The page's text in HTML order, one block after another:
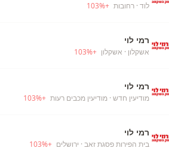
לוד · רחובות +
103%
רמי לוי
אשקלון · אשקלון +
103%
רמי לוי
מודיעין חדש · מודיעין מכבים רעות +
103%
רמי לוי
בית הפירות פסגת זאב · ירושלים +
103%